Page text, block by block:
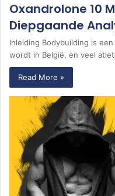
Oxandrolone 10
Diepgaande
Inleiding Bodybuilding is
wordt in België, en veel
Read More »